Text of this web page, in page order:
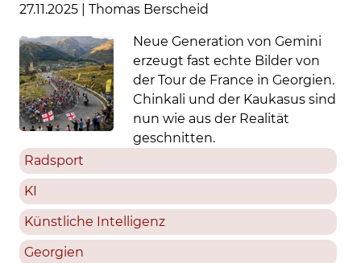
27.11.2025 Thomas Berscheid
Neue Generation von Gemini
erzeugt fast echte Bilder von
der Tour de France in Georgien.
Chinkali und der Kaukasus sind
nun wie aus der Realität
geschnitten.
Radsport
KI
Künstliche Intelligenz
Georgien